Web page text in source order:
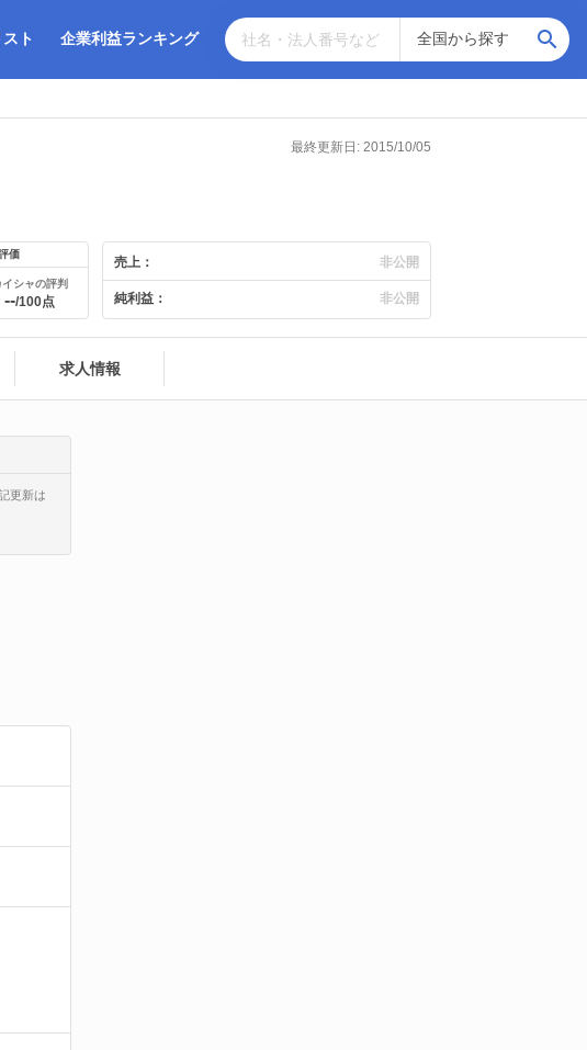
ト 企業利益ランキング
最終更新日: 2015/10/05
価
イシャの評判
--/100点
売上： 非公開
純利益： 非公開
求人情報
更新は